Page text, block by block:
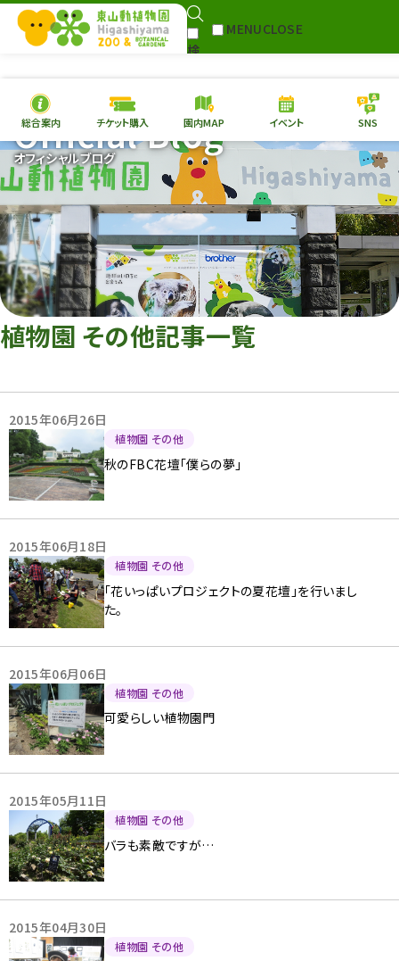
検
MENUCLOSE
本日の開園情報 チケ
園内MAP イベント
総合案内
動物園 植物園
再生プラン
東山動植物園
への支援
環境教育
Follow
総合案内 チケット購入 園内MAP イベント SNS
オフィシャルブログ
Official Blog
植物園 その他記事一覧
2015年06月26日
植物園 その他
秋のFBC花壇「僕らの夢」
2015年06月18日
植物園 その他
「花いっぱいプロジェクトの夏花壇」を行いまし
た。
2015年06月06日
植物園 その他
可愛らしい植物園門
2015年05月11日
植物園 その他
バラも素敵ですが…
2015年04月30日
植物園 その他